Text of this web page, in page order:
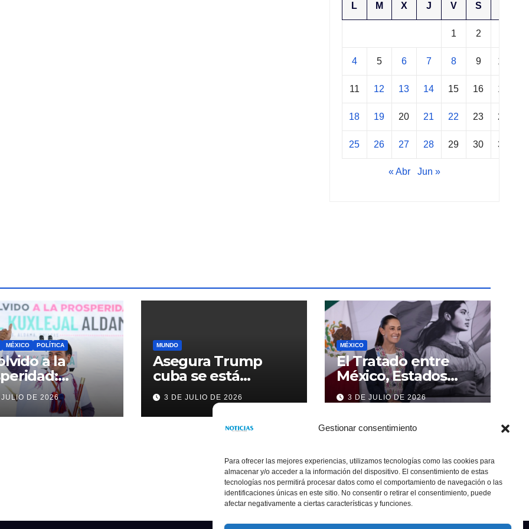
Gestionar consentimiento
Para ofrecer las mejores experiencias, utilizamos tecnologías como las cookies para
almacenar y/o acceder a la información del dispositivo. El consentimiento de estas
tecnologías nos permitirá procesar datos como el comportamiento de navegación o las
identificaciones únicas en este sitio. No consentir o retirar el consentimiento, puede
afectar negativamente a ciertas características y funciones.
L M X J V S
1 2
4 5 6 7 8 9 10
11 12 13 14 15 16 17
18 19 20 21 22 23 24
25 26 27 28 29 30 31
« Abr Jun »
MÉXICO POLÍTICA
a la
Ramírez
la
de
DE 2026
MUNDO
Asegura Trump
cuba se está
acercando a
nosotros
3 DE JULIO DE 2026
MÉXICO
El Tratado entre
México, Estados
Unidos y Canadá (T-
MEC) se mantiene
hasta el 2036:
Presidenta Claudia
3 DE JULIO DE 2026